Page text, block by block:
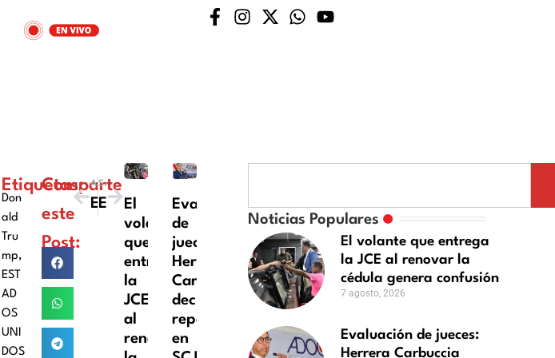
Etiquetas:
Don
ald
Tru
mp,
EST
AD
OS
UNI
DOS
Comparte
este
Post:
ANTERIOR
Emilio Bonifacio llega a México; firma para jugar la próxima temporada
SIGUIENTE
Escándalo en la Eredivisie: Fortuna Sittard jugó con 12 futbolistas y anotó el gol del empate El
volante
que
entrega
la
JCE
al
renovar
Evaluación
de
jueces:
Herrera
Carbuccia
declina
repostularse
en
Noticias Populares
El volante que entrega
la JCE al renovar la
cédula genera confusión
7 agosto, 2026
Evaluación de jueces:
Herrera Carbuccia